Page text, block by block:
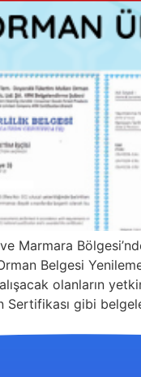
Marmara
Belgesi
olanların
Sertifikası gibi